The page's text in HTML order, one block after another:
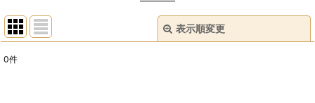
表示順変更
0件